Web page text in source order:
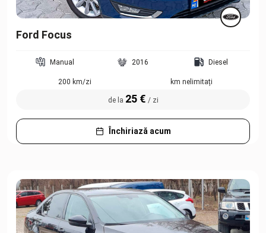
Ford Focus
Manual 2016 Diesel
200 km/zi km nelimitați
de la 25 € / zi
Închiriază acum